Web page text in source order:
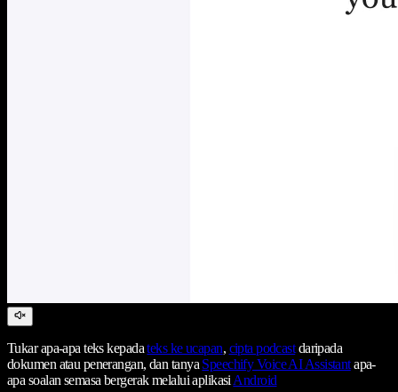
Tukar apa-apa teks kepadateks ke ucapan, cipta podcastdaripada
dokumen atau penerangan, dan tanyaSpeechify Voice AI Assistantapa-
apa soalan semasa bergerak melalui aplikasiAndroid